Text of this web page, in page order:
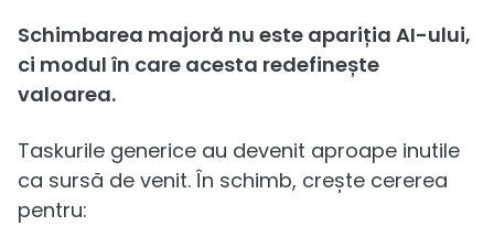
Schimbarea majoră nu este apariția AI-ului,
ci modul în care acesta redefinește
valoarea.
Taskurile generice au devenit aproape inutile
ca sursă de venit. În schimb, crește cererea
pentru: